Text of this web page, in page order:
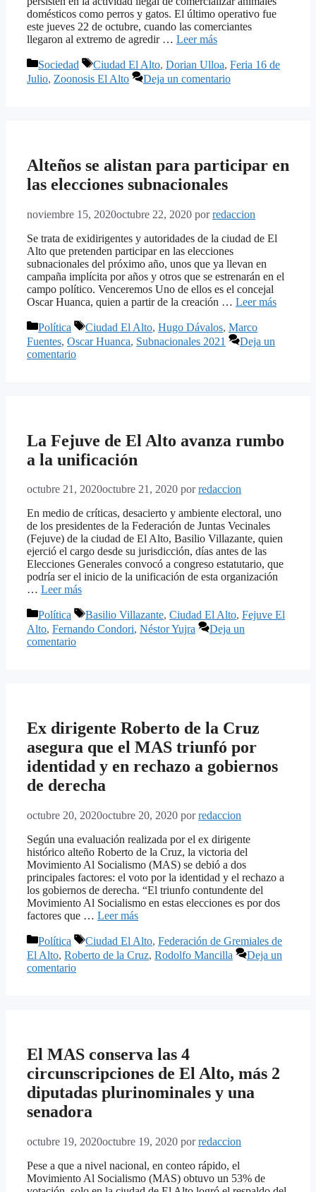
domésticos como perros y gatos. El último operativo fue
este jueves 22 de octubre, cuando las comerciantes
llegaron al extremo de agredir … Leer más
Categorías
Sociedad Etiquetas
Ciudad El Alto, Dorian Ulloa, Feria 16 de
Julio, Zoonosis El Alto Deja un comentario
Alteños se alistan para participar en
las elecciones subnacionales
noviembre 15, 2020octubre 22, 2020 porredaccion
Se trata de exidirigentes y autoridades de la ciudad de El
Alto que pretenden participar en las elecciones
subnacionales del próximo año, unos que ya llevan en
campaña implícita por años y otros que se estrenarán en el
campo político. Venceremos Uno de ellos es el concejal
Oscar Huanca, quien a partir de la creación … Leer más
Categorías
Política Etiquetas
Ciudad El Alto, Hugo Dávalos, Marco
Fuentes, Oscar Huanca, Subnacionales 2021
Deja un
comentario
La Fejuve de El Alto avanza rumbo
a la unificación
octubre 21, 2020octubre 21, 2020 porredaccion
En medio de críticas, desacierto y ambiente electoral, uno
de los presidentes de la Federación de Juntas Vecinales
(Fejuve) de la ciudad de El Alto, Basilio Villazante, quien
ejerció el cargo desde su jurisdicción, días antes de las
Elecciones Generales convocó a congreso estatutario, que
podría ser el inicio de la unificación de esta organización
… Leer más
Categorías
Política Etiquetas
Basilio Villazante, Ciudad El Alto, Fejuve El
Alto, Fernando Condori, Néstor Yujra
Deja un
comentario
Ex dirigente Roberto de la Cruz
asegura que el MAS triunfó por
identidad y en rechazo a gobiernos
de derecha
octubre 20, 2020octubre 20, 2020 porredaccion
Según una evaluación realizada por el ex dirigente
histórico alteño Roberto de la Cruz, la victoria del
Movimiento Al Socialismo (MAS) se debió a dos
principales factores: el voto por la identidad y el rechazo a
los gobiernos de derecha. “El triunfo contundente del
Movimiento Al Socialismo en estas elecciones es por dos
factores que … Leer más
Categorías
Política Etiquetas
Ciudad El Alto, Federación de Gremiales de
El Alto, Roberto de la Cruz, Rodolfo Mancilla
Deja un
comentario
El MAS conserva las 4
circunscripciones de El Alto, más 2
diputadas plurinominales y una
senadora
octubre 19, 2020octubre 19, 2020 porredaccion
Pese a que a nivel nacional, en conteo rápido, el
Movimiento Al Socialismo (MAS) obtuvo un 53% de